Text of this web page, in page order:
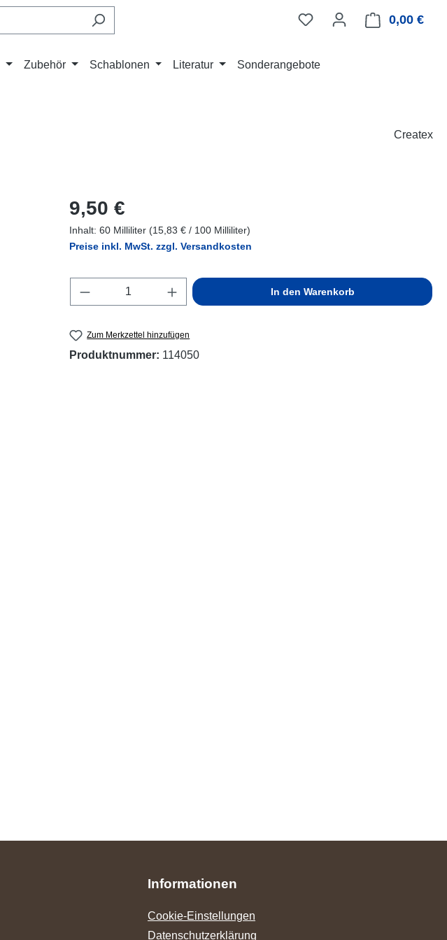
0,00 €
Zubehör Schablonen Literatur Sonderangebote
Createx
Regulärer Preis:
9,50 €
Inhalt: 60 Milliliter (15,83 € / 100 Milliliter)
Preise inkl. MwSt. zzgl. Versandkosten
Produkt Anzahl: Gib den gewünschten Wert ein
In den Warenkorb
Zum Merkzettel hinzufügen
Produktnummer: 114050
Informationen
Cookie-Einstellungen
Datenschutzerklärung